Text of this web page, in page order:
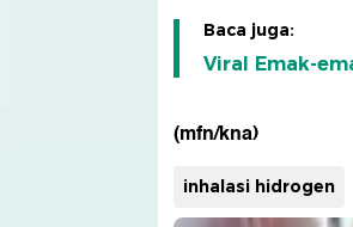
Baca juga:
Viral Emak-
(mfn/kna)
inhalasi hidrogen